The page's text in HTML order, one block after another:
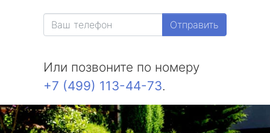
Отправить
Или позвоните по номеру
+7 (499) 113-44-73.